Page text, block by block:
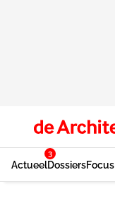
Actueel
3
DossiersFocus